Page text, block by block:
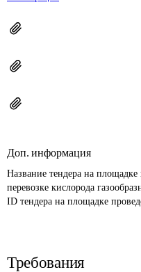
Доп. информация
Название тендера на площадке
перевозке кислорода
ID тендера на площадке
Требования